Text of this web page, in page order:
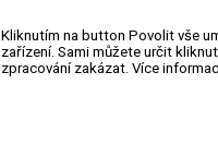
Kliknutím na button Povolit vše
zařízení. Sami můžete určit
zpracování zakázat. Více